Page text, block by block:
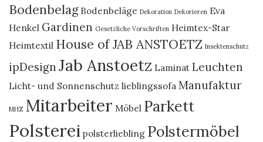
Bodenbelag Bodenbeläge Dekoration Dekorieren Eva
Henkel Gardinen Gesetzliche Vorschriften Heimtex-Star
Heimtextil House of JAB ANSTOETZ Insektenschutz
ipDesign Jab Anstoetz Laminat Leuchten
Licht- und Sonnenschutz lieblingssofa Manufaktur
MHZ Mitarbeiter Möbel Parkett
Polsterei polsterliebling Polstermöbel